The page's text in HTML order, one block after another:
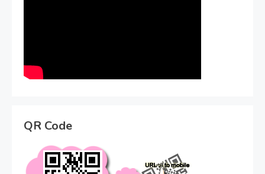
QR Code